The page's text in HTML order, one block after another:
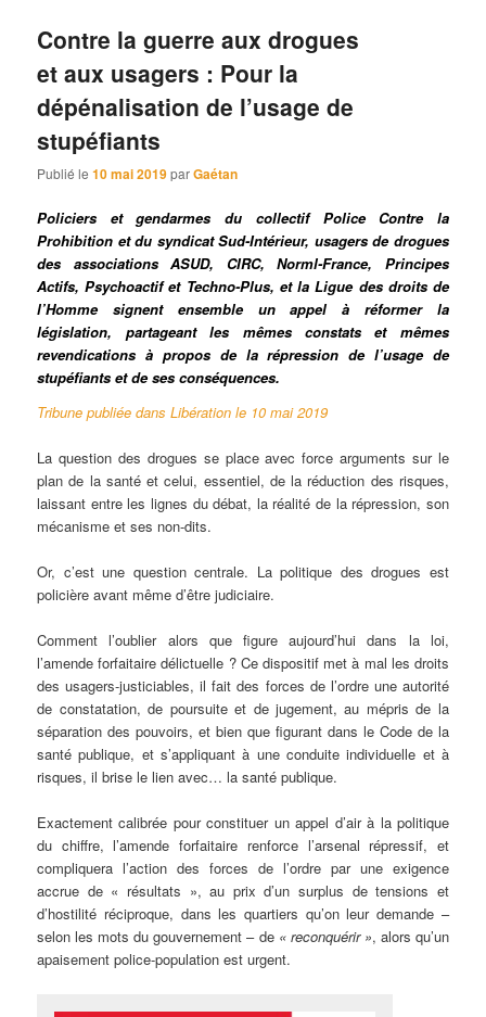
Contre la guerre aux drogues
et aux usagers : Pour la
dépénalisation de l’usage de
stupéfiants
Publié le10 mai 2019parGaétan
Policiers et gendarmes du collectif Police Contre la
Prohibition et du syndicat Sud-Intérieur, usagers de drogues
des associations ASUD, CIRC, Norml-France, Principes
Actifs, Psychoactif et Techno-Plus, et la Ligue des droits de
l’Homme signent ensemble un appel à réformer la
législation, partageant les mêmes constats et mêmes
revendications à propos de la répression de l’usage de
stupéfiants et de ses conséquences.
Tribune publiée dans Libération le 10 mai 2019
La question des drogues se place avec force arguments sur le
plan de la santé et celui, essentiel, de la réduction des risques,
laissant entre les lignes du débat, la réalité de la répression, son
mécanisme et ses non-dits.
Or, c’est une question centrale. La politique des drogues est
policière avant même d’être judiciaire.
Comment l’oublier alors que figure aujourd’hui dans la loi,
l’amende forfaitaire délictuelle ? Ce dispositif met à mal les droits
des usagers-justiciables, il fait des forces de l’ordre une autorité
de constatation, de poursuite et de jugement, au mépris de la
séparation des pouvoirs, et bien que figurant dans le Code de la
santé publique, et s’appliquant à une conduite individuelle et à
risques, il brise le lien avec… la santé publique.
Exactement calibrée pour constituer un appel d’air à la politique
du chiffre, l’amende forfaitaire renforce l’arsenal répressif, et
compliquera l’action des forces de l’ordre par une exigence
accrue de « résultats », au prix d’un surplus de tensions et
d’hostilité réciproque, dans les quartiers qu’on leur demande –
selon les mots du gouvernement – de « reconquérir », alors qu’un
apaisement police-population est urgent.